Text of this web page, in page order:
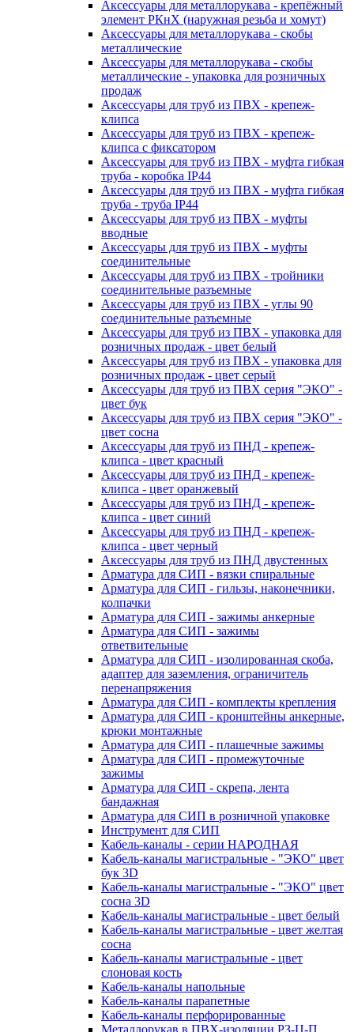
Аксессуары для металлорукава - крепёжный
элемент РКнХ (наружная резьба и хомут)
Аксессуары для металлорукава - скобы
металлические
Аксессуары для металлорукава - скобы
металлические - упаковка для розничных
продаж
Аксессуары для труб из ПВХ - крепеж-
клипса
Аксессуары для труб из ПВХ - крепеж-
клипса с фиксатором
Аксессуары для труб из ПВХ - муфта гибкая
труба - коробка IP44
Аксессуары для труб из ПВХ - муфта гибкая
труба - труба IP44
Аксессуары для труб из ПВХ - муфты
вводные
Аксессуары для труб из ПВХ - муфты
соединительные
Аксессуары для труб из ПВХ - тройники
соединительные разъемные
Аксессуары для труб из ПВХ - углы 90
соединительные разъемные
Аксессуары для труб из ПВХ - упаковка для
розничных продаж - цвет белый
Аксессуары для труб из ПВХ - упаковка для
розничных продаж - цвет серый
Аксессуары для труб из ПВХ серия "ЭКО" -
цвет бук
Аксессуары для труб из ПВХ серия "ЭКО" -
цвет сосна
Аксессуары для труб из ПНД - крепеж-
клипса - цвет красный
Аксессуары для труб из ПНД - крепеж-
клипса - цвет оранжевый
Аксессуары для труб из ПНД - крепеж-
клипса - цвет синий
Аксессуары для труб из ПНД - крепеж-
клипса - цвет черный
Аксессуары для труб из ПНД двустенных
Арматура для СИП - вязки спиральные
Арматура для СИП - гильзы, наконечники,
колпачки
Арматура для СИП - зажимы анкерные
Арматура для СИП - зажимы
ответвительные
Арматура для СИП - изолированная скоба,
адаптер для заземления, ограничитель
перенапряжения
Арматура для СИП - комплекты крепления
Арматура для СИП - кронштейны анкерные,
крюки монтажные
Арматура для СИП - плашечные зажимы
Арматура для СИП - промежуточные
зажимы
Арматура для СИП - скрепа, лента
бандажная
Арматура для СИП в розничной упаковке
Инструмент для СИП
Кабель-каналы - серии НАРОДНАЯ
Кабель-каналы магистральные - "ЭКО" цвет
бук 3D
Кабель-каналы магистральные - "ЭКО" цвет
сосна 3D
Кабель-каналы магистральные - цвет белый
Кабель-каналы магистральные - цвет желтая
сосна
Кабель-каналы магистральные - цвет
слоновая кость
Кабель-каналы напольные
Кабель-каналы парапетные
Кабель-каналы перфорированные
Металлорукав в ПВХ-изоляции РЗ-Ц-П